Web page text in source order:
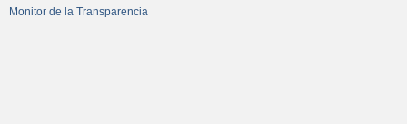
Monitor de la Transparencia